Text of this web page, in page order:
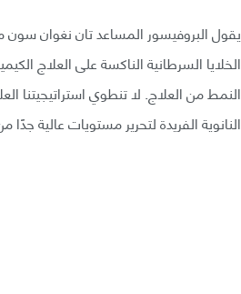
يقول البروفيسور المساعد تان نغوان سون
الخلايا السرطانية الناكسة على العلاج
النمط من العلاج. لا تنطوي استراتيجيتنا
النانوية الفريدة لتحرير مستويات عالية